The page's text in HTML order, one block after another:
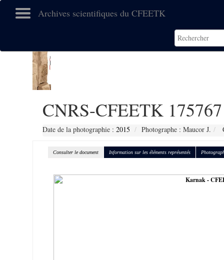
Archives scientifiques du CFEETK
CNRS-CFEETK 175767
Date de la photographie : 2015 Photographe : Maucor J.
Consulter le document Information sur les éléments représentés